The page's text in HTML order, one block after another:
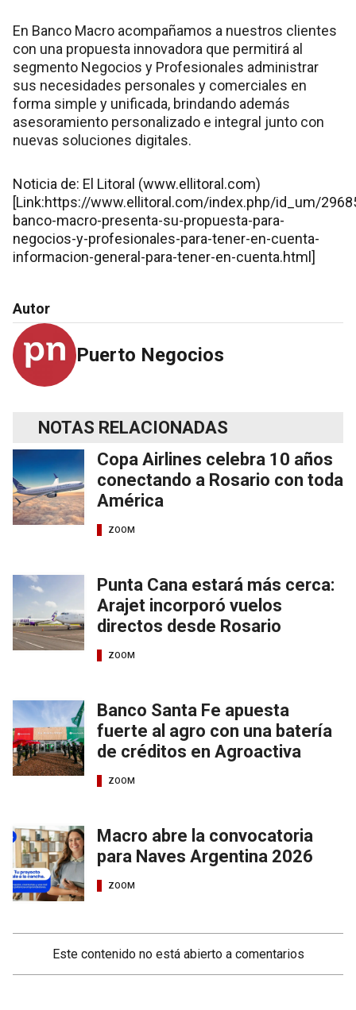
En Banco Macro acompañamos a nuestros clientes
con una propuesta innovadora que permitirá al
segmento Negocios y Profesionales administrar
sus necesidades personales y comerciales en
forma simple y unificada, brindando además
asesoramiento personalizado e integral junto con
nuevas soluciones digitales.
Noticia de: El Litoral (www.ellitoral.com)
[Link:https://www.ellitoral.com/index.php/id_um/
banco-macro-presenta-su-propuesta-para-
negocios-y-profesionales-para-tener-en-cuenta-
informacion-general-para-tener-en-cuenta.html]
Autor
Puerto Negocios
NOTAS RELACIONADAS
Copa Airlines celebra 10 años
conectando a Rosario con toda
América
ZOOM
Punta Cana estará más cerca:
Arajet incorporó vuelos
directos desde Rosario
ZOOM
Banco Santa Fe apuesta
fuerte al agro con una batería
de créditos en Agroactiva
ZOOM
Macro abre la convocatoria
para Naves Argentina 2026
ZOOM
Este contenido no está abierto a comentarios